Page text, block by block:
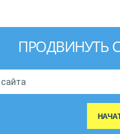
ПРОДВИНУТЬ